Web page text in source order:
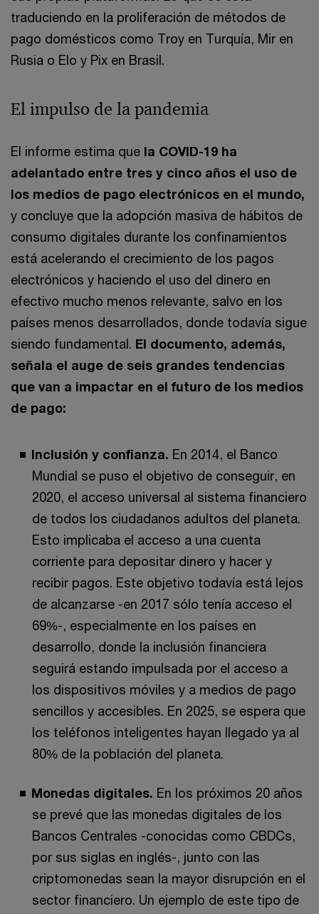
traduciendo en la proliferación de métodos de
pago domésticos como Troy en Turquía, Mir en
Rusia o Elo y Pix en Brasil.
El impulso de la pandemia
El informe estima que la COVID-19 ha
adelantado entre tres y cinco años el uso de
los medios de pago electrónicos en el mundo,
y concluye que la adopción masiva de hábitos de
consumo digitales durante los confinamientos
está acelerando el crecimiento de los pagos
electrónicos y haciendo el uso del dinero en
efectivo mucho menos relevante, salvo en los
países menos desarrollados, donde todavía sigue
siendo fundamental. El documento, además,
señala el auge de seis grandes tendencias
que van a impactar en el futuro de los medios
de pago:
Inclusión y confianza. En 2014, el Banco
Mundial se puso el objetivo de conseguir, en
2020, el acceso universal al sistema financiero
de todos los ciudadanos adultos del planeta.
Esto implicaba el acceso a una cuenta
corriente para depositar dinero y hacer y
recibir pagos. Este objetivo todavía está lejos
de alcanzarse -en 2017 sólo tenía acceso el
69%-, especialmente en los países en
desarrollo, donde la inclusión financiera
seguirá estando impulsada por el acceso a
los dispositivos móviles y a medios de pago
sencillos y accesibles. En 2025, se espera que
los teléfonos inteligentes hayan llegado ya al
80% de la población del planeta.
Monedas digitales. En los próximos 20 años
se prevé que las monedas digitales de los
Bancos Centrales -conocidas como CBDCs,
por sus siglas en inglés-, junto con las
criptomonedas sean la mayor disrupción en el
sector financiero. Un ejemplo de este tipo de